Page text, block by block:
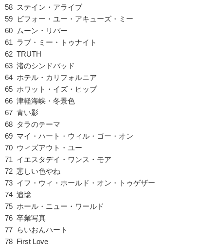
58 ステイン・アライブ
59 ビフォー・ユー・アキューズ・ミー
60 ムーン・リバー
61 ラブ・ミー・トゥナイト
62 TRUTH
63 渚のシンドバッド
64 ホテル・カリフォルニア
65 ホワット・イズ・ヒップ
66 津軽海峡・冬景色
67 青い影
68 タラのテーマ
69 マイ・ハート・ウィル・ゴー・オン
70 ウィズアウト・ユー
71 イエスタデイ・ワンス・モア
72 悲しい色やね
73 イフ・ウィ・ホールド・オン・トゥゲザー
74 追憶
75 ホール・ニュー・ワールド
76 卒業写真
77 らいおんハート
78 First Love